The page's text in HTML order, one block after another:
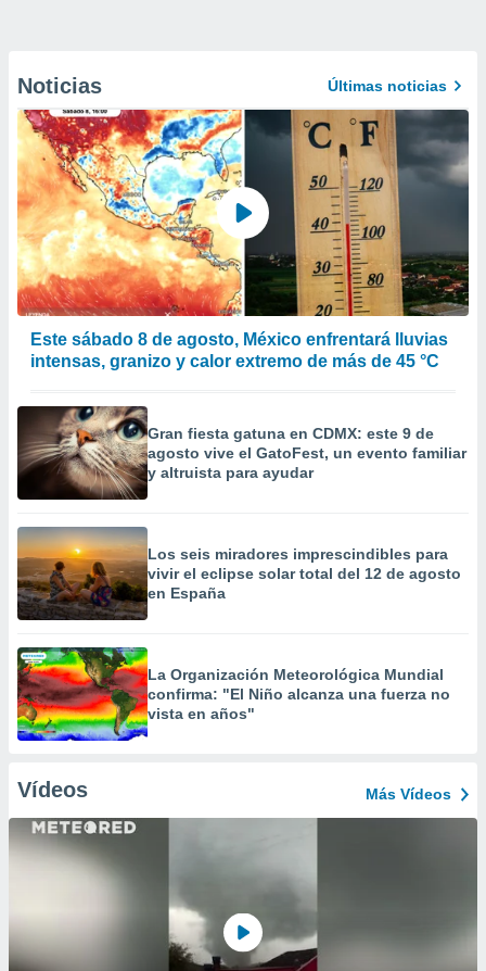
Noticias Últimas noticias
Este sábado 8 de agosto, México enfrentará lluvias
intensas, granizo y calor extremo de más de 45 °C
Gran fiesta gatuna en CDMX: este 9 de
agosto vive el GatoFest, un evento familiar
y altruista para ayudar
Los seis miradores imprescindibles para
vivir el eclipse solar total del 12 de agosto
en España
La Organización Meteorológica Mundial
confirma: "El Niño alcanza una fuerza no
vista en años"
Vídeos Más Vídeos